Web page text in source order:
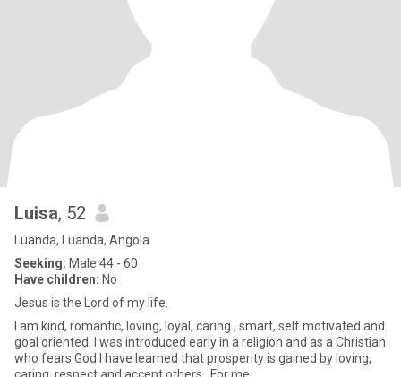
Luisa, 52
Luanda, Luanda, Angola
Seeking: Male 44 - 60
Have children: No
Jesus is the Lord of my life.
I am kind, romantic, loving, loyal, caring , smart, self motivated and
goal oriented. I was introduced early in a religion and as a Christian
who fears God I have learned that prosperity is gained by loving,